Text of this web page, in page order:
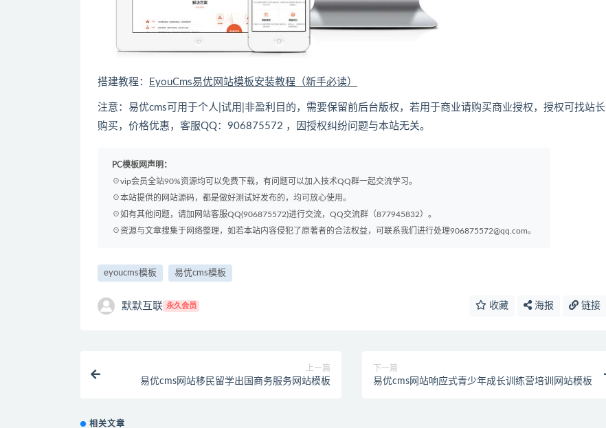
搭建教程： EyouCms易优网站模板安装教程（新手必读）
注意：易优cms可用于个人|试用|非盈利目的，需要保留前后台版权，若用于商业请购买商业授权，授权可找站长
购买，价格优惠，客服QQ：906875572 ，因授权纠纷问题与本站无关。
PC模板网声明：
☉vip会员全站90%资源均可以免费下载，有问题可以加入技术QQ群一起交流学习。
☉本站提供的网站源码，都是做好测试好发布的，均可放心使用。
☉如有其他问题，请加网站客服QQ(906875572)进行交流，QQ交流群（877945832）。
☉资源与文章搜集于网络整理，如若本站内容侵犯了原著者的合法权益，可联系我们进行处理906875572@qq.com。
eyoucms模板 易优cms模板
默默互联 永久会员 收藏 海报 链接
上一篇
易优cms网站移民留学出国商务服务网站模板
下一篇
易优cms网站响应式青少年成长训练营培训网站模板
相关文章